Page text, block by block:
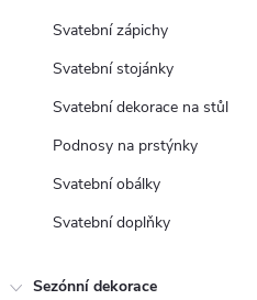
Svatební zápichy
Svatební stojánky
Svatební dekorace na stůl
Podnosy na prstýnky
Svatební obálky
Svatební doplňky
Sezónní dekorace